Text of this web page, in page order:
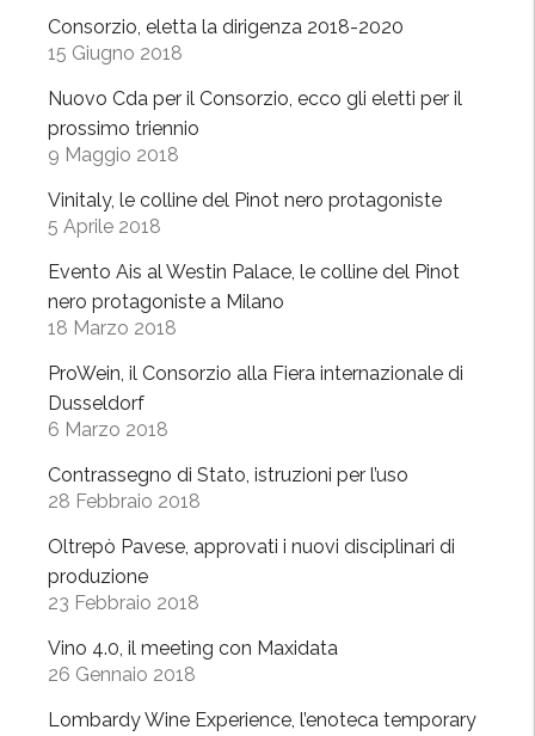
r
t
,
O
l
t
r
ò
C
i
t
t
à
e
l
G
u
s
Consorzio, eletta la dirigenza 2018-2020
15 Giugno 2018
Nuovo Cda per il Consorzio, ecco gli eletti per il
prossimo triennio
9 Maggio 2018
Vinitaly, le colline del Pinot nero protagoniste
5 Aprile 2018
Evento Ais al Westin Palace, le colline del Pinot
nero protagoniste a Milano
18 Marzo 2018
ProWein, il Consorzio alla Fiera internazionale di
Dusseldorf
6 Marzo 2018
Contrassegno di Stato, istruzioni per l’uso
28 Febbraio 2018
Oltrepò Pavese, approvati i nuovi disciplinari di
produzione
23 Febbraio 2018
Vino 4.0, il meeting con Maxidata
26 Gennaio 2018
Lombardy Wine Experience, l’enoteca temporary